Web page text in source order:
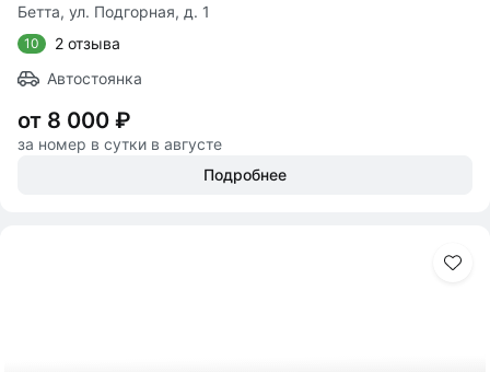
Бетта, ул. Подгорная, д. 1
10
2 отзыва
Автостоянка
от 8 000 ₽
за номер в сутки в августе
Подробнее